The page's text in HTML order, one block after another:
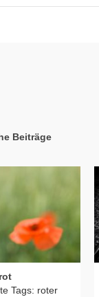
Beiträge
Tags: roter